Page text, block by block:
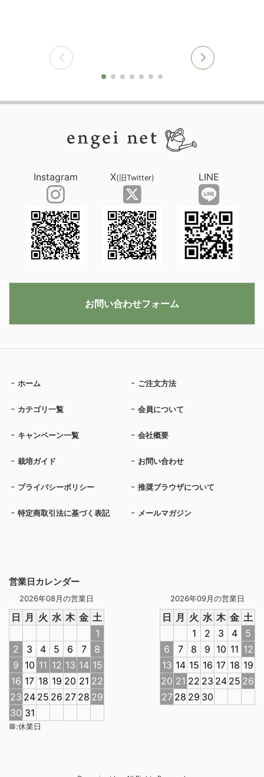
営業日カレンダー
2026年08月の営業日
日 月 火 水 木 金 土
1
2
3 4 5 6 7
8
9 10 11 12 13 14 15
16 17 18 19 20 21 22
23 24 25 26 27 28 29
30 31
2026年09月の営業日
日 月 火 水 木 金 土
1
2 3 4
5
6
7 8 9 10 11 12
13 14 15 16 17 18 19
20 21 22 23 24 25 26
27 28 29 30
■:休業日
ホーム ご注文方法
カテゴリ一覧 会員について
キャンペーン一覧 会社概要
栽培ガイド お問い合わせ
プライバシーポリシー 推奨ブラウザについて
特定商取引法に基づく表記 メールマガジン
Instagram X(旧Twitter) LINE
お問い合わせフォーム